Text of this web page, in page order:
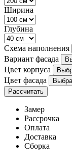
Ширина
Глубина
Схема наполнения
Вариант фасада
Цвет корпуса
Цвет фасада
Рассчитать
Замер
Рассрочка
Оплата
Доставка
Сборка